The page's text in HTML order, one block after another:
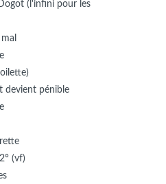
(l'infini pour les
devient pénible
(vf)